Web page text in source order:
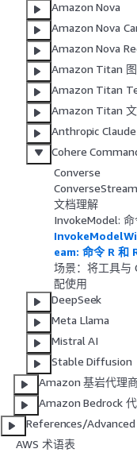
Amazon Nova
Amazon Nova
Amazon Nova
Amazon Titan
Amazon Titan
Amazon Titan
Anthropic Claude
Cohere
Converse
ConverseStream
文档理解
InvokeModel: 命
eam: 命令 R 和
场景：将工具与
配使用
DeepSeek
Meta Llama
Mistral AI
Stable Diffusion
Amazon 基岩代理
Amazon Bedrock
References/Advanced
AWS 术语表